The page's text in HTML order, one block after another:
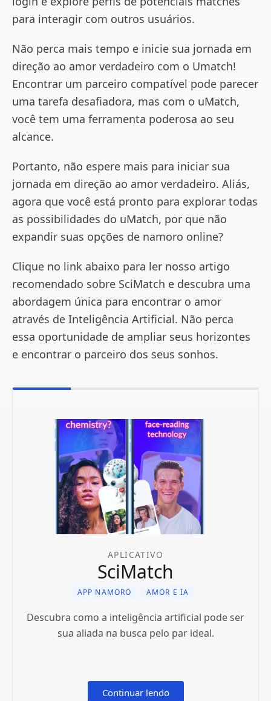
para interagir com outros usuários.
Não perca mais tempo e inicie sua jornada em
direção ao amor verdadeiro com o Umatch!
Encontrar um parceiro compatível pode parecer
uma tarefa desafiadora, mas com o uMatch,
você tem uma ferramenta poderosa ao seu
alcance.
Portanto, não espere mais para iniciar sua
jornada em direção ao amor verdadeiro. Aliás,
agora que você está pronto para explorar todas
as possibilidades do uMatch, por que não
expandir suas opções de namoro online?
Clique no link abaixo para ler nosso artigo
recomendado sobre SciMatch e descubra uma
abordagem única para encontrar o amor
através de Inteligência Artificial. Não perca
essa oportunidade de ampliar seus horizontes
e encontrar o parceiro dos seus sonhos.
APLICATIVO
SciMatch
APP NAMORO AMOR E IA
Descubra como a inteligência artificial pode ser
sua aliada na busca pelo par ideal.
Continuar lendo